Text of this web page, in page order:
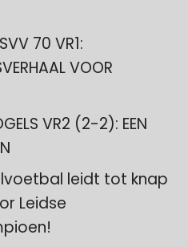
70 VR1:
VOOR
VR2 (2-2): EEN
leidt tot knap
Leidse